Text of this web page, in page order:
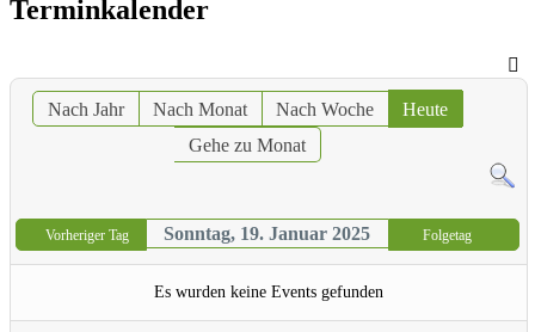
Terminkalender
Nach Jahr Nach Monat Nach Woche
Heute
Gehe zu Monat
Vorheriger Tag Sonntag, 19. Januar 2025 Folgetag
Es wurden keine Events gefunden